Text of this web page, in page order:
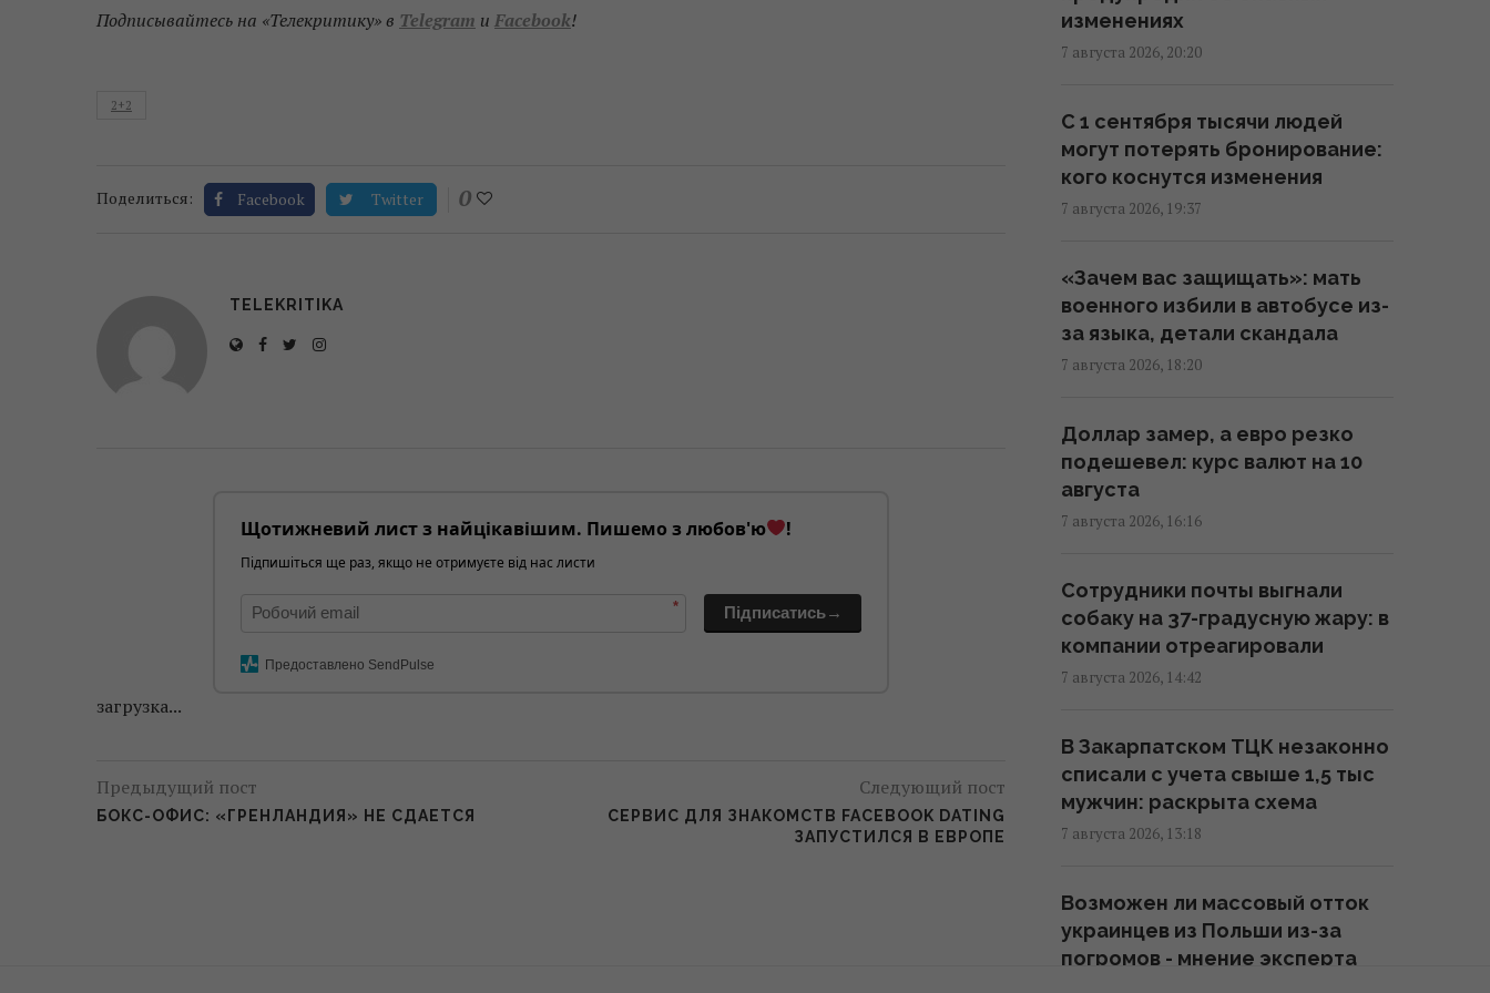
Подписывайтесь на «Телекритику» в Telegram и Facebook!
2+2
Поделиться: Facebook Twitter 0
TELEKRITIKA
Щотижневий лист з найцікавішим. Пишемо з любов'ю !
Підпишіться ще раз, якщо не отримуєте від нас листи
* Підписатись→
Предоставлено SendPulse
загрузка...
Предыдущий пост
БОКС-ОФИС: «ГРЕНЛАНДИЯ» НЕ СДАЕТСЯ
Следующий пост
СЕРВИС ДЛЯ ЗНАКОМСТВ FACEBOOK DATING
ЗАПУСТИЛСЯ В ЕВРОПЕ
20:35 пятница, 07 августа 2026
подготовлен к зиме, но фактор
обстрелов и возможностей
ПВО никто не отменял, -
Пантелеев
Зеленский прибыл в Сербию:
подробности первого
официального визита
Дипломатическое
контрнаступление Украины на
Вашингтон захлебнулось, – The
19:23 пятница, 07 августа 2026
База ФСБ, корабли и ЗРК "Бук":
Мадяр раскрыл результаты
18:33 пятница, 07 августа 2026
Зеленский впервые поедет с
17:18 пятница, 07 августа 2026
изменениях
7 августа 2026, 20:20
С 1 сентября тысячи людей
могут потерять бронирование:
кого коснутся изменения
7 августа 2026, 19:37
«Зачем вас защищать»: мать
военного избили в автобусе из-
за языка, детали скандала
7 августа 2026, 18:20
Доллар замер, а евро резко
подешевел: курс валют на 10
августа
7 августа 2026, 16:16
Сотрудники почты выгнали
собаку на 37-градусную жару: в
компании отреагировали
7 августа 2026, 14:42
В Закарпатском ТЦК незаконно
списали с учета свыше 1,5 тыс
мужчин: раскрыта схема
7 августа 2026, 13:18
Возможен ли массовый отток
украинцев из Польши из-за
погромов - мнение эксперта